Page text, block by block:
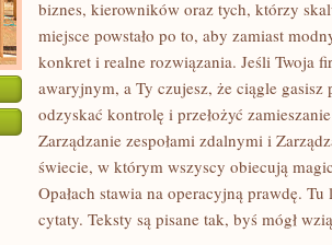
biznes, kierowników oraz tych, którzy
miejsce powstało po to, aby zamiast
konkret i realne rozwiązania. Jeśli Twoja
awaryjnym, a Ty czujesz, że ciągle
odzyskać kontrolę i przełożyć
Zarządzanie zespołami zdalnymi i
świecie, w którym wszyscy obiecują
Opałach stawia na operacyjną prawdę.
cytaty. Teksty są pisane tak, byś mógł